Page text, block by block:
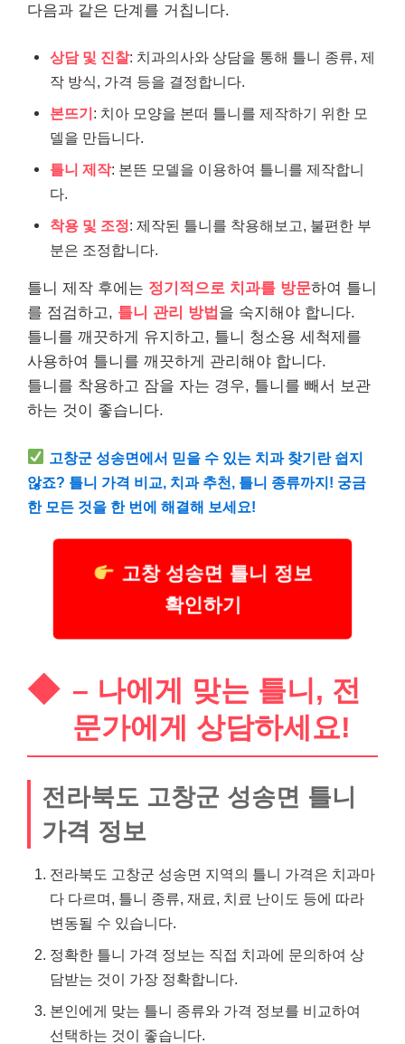
다음과 같은 단계를 거칩니다.
상담 및 진찰: 치과의사와 상담을 통해 틀니 종류, 제
작 방식, 가격 등을 결정합니다.
본뜨기: 치아 모양을 본떠 틀니를 제작하기 위한 모
델을 만듭니다.
틀니 제작: 본뜬 모델을 이용하여 틀니를 제작합니
다.
착용 및 조정: 제작된 틀니를 착용해보고, 불편한 부
분은 조정합니다.
틀니 제작 후에는 정기적으로 치과를 방문하여 틀니
를 점검하고, 틀니 관리 방법 을 숙지해야 합니다.
틀니를 깨끗하게 유지하고, 틀니 청소용 세척제를
사용하여 틀니를 깨끗하게 관리해야 합니다.
틀니를 착용하고 잠을 자는 경우, 틀니를 빼서 보관
하는 것이 좋습니다.
고창군 성송면에서 믿을 수 있는 치과 찾기란 쉽지
않죠? 틀니 가격 비교, 치과 추천, 틀니 종류까지! 궁금
한 모든 것을 한 번에 해결해 보세요!
고창 성송면 틀니 정보
확인하기
– 나에게 맞는 틀니, 전
문가에게 상담하세요!
전라북도 고창군 성송면 틀니
가격 정보
전라북도 고창군 성송면 지역의 틀니 가격은 치과마
다 다르며, 틀니 종류, 재료, 치료 난이도 등에 따라
변동될 수 있습니다.
정확한 틀니 가격 정보는 직접 치과에 문의하여 상
담받는 것이 가장 정확합니다.
본인에게 맞는 틀니 종류와 가격 정보를 비교하여
선택하는 것이 좋습니다.